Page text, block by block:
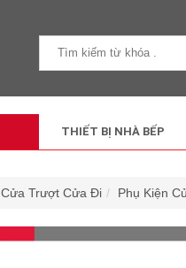
THIẾT BỊ NHÀ BẾP
Cửa Trượt Cửa Đi Phụ Kiện